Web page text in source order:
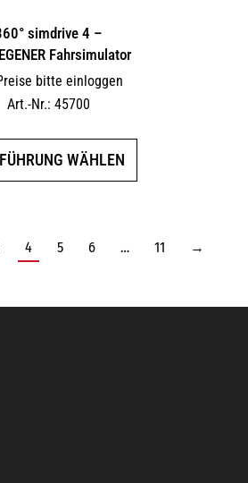
simdrive 4 –
Fahrsimulator
bitte einloggen
Art.-Nr.: 45700
WÄHLEN
Varianten
Optionen
4 5 6 … 11 →